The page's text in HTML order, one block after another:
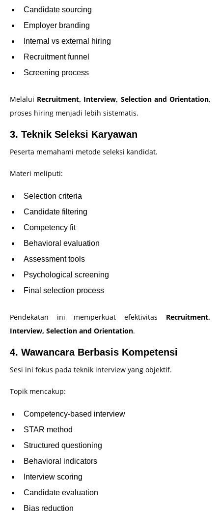
Candidate sourcing
Employer branding
Internal vs external hiring
Recruitment funnel
Screening process
Melalui Recruitment, Interview, Selection and Orientation,
proses hiring menjadi lebih sistematis.
3. Teknik Seleksi Karyawan
Peserta memahami metode seleksi kandidat.
Materi meliputi:
Selection criteria
Candidate filtering
Competency fit
Behavioral evaluation
Assessment tools
Psychological screening
Final selection process
Pendekatan ini memperkuat efektivitas Recruitment,
Interview, Selection and Orientation.
4. Wawancara Berbasis Kompetensi
Sesi ini fokus pada teknik interview yang objektif.
Topik mencakup:
Competency-based interview
STAR method
Structured questioning
Behavioral indicators
Interview scoring
Candidate evaluation
Bias reduction